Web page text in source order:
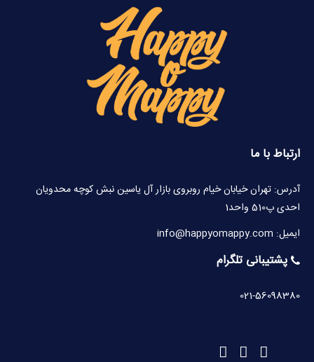
ارتباط با ما
آدرس: تهران خیابان خیام روبروی بازار آل یاسین نبش کوچه محدویان
احدی پ510 واحد1
ایمیل: info@happyomappy.com
پشتیبانی تلگرام
021-56098380